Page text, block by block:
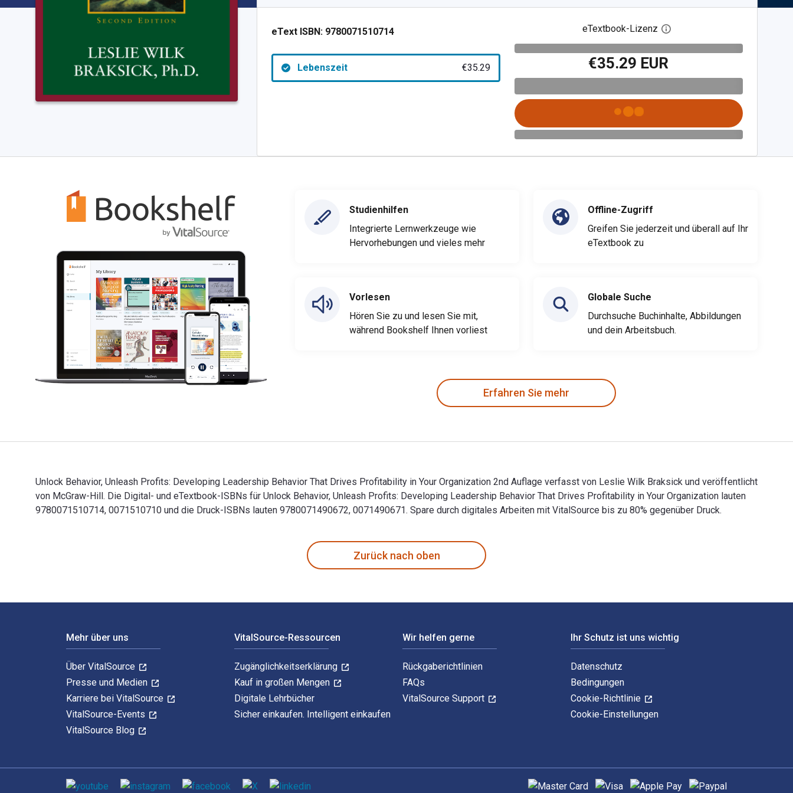
eText ISBN: 9780071510714
Lebenszeit €35.29
eTextbook-Lizenz Digitalen Lizenzdialog öffnen
€35.29 EUR
Studienhilfen
Integrierte Lernwerkzeuge wie
Hervorhebungen und vieles mehr
Vorlesen
Hören Sie zu und lesen Sie mit,
während Bookshelf Ihnen vorliest
Offline-Zugriff
Greifen Sie jederzeit und überall auf Ihr
eTextbook zu
Globale Suche
Durchsuche Buchinhalte, Abbildungen
und dein Arbeitsbuch.
Erfahren Sie mehr
Unlock Behavior, Unleash Profits: Developing Leadership Behavior That Drives Profitability in Your Organization 2nd Auflage verfasst von Leslie Wilk Braksick und veröffentlicht
von McGraw-Hill. Die Digital- und eTextbook-ISBNs für Unlock Behavior, Unleash Profits: Developing Leadership Behavior That Drives Profitability in Your Organization lauten
9780071510714, 0071510710 und die Druck-ISBNs lauten 9780071490672, 0071490671. Spare durch digitales Arbeiten mit VitalSource bis zu 80% gegenüber Druck.
Zurück nach oben
Mehr über uns
Über VitalSource
Presse und Medien
Karriere bei VitalSource
VitalSource-Events
VitalSource Blog
VitalSource-Ressourcen
Zugänglichkeitserklärung
Kauf in großen Mengen
Digitale Lehrbücher
Sicher einkaufen. Intelligent einkaufen
Wir helfen gerne
Rückgaberichtlinien
FAQs
VitalSource Support
Ihr Schutz ist uns wichtig
Datenschutz
Bedingungen
Cookie-Richtlinie
Cookie-Einstellungen
Sozialen Medien Unterstützte Zahlungsmethoden